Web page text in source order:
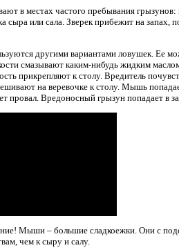
в местах частого пребывания
сыра или сала. Зверек прибежит на запах,
другими вариантами ловушек. Ее
смазывают каким-нибудь жидким
прикрепляют к столу. Вредитель
на веревочке к столу. Мышь
провал. Вредоносный грызун попадает в
Мыши – большие сладкоежки. Они c
чем к сыру и салу.